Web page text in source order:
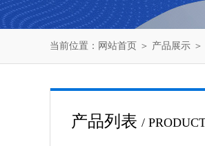
当前位置： 网站首页 ＞ 产品展示 ＞
产品列表 /